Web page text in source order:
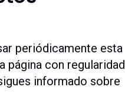
periódicamente esta
página con regularidad
informado sobre